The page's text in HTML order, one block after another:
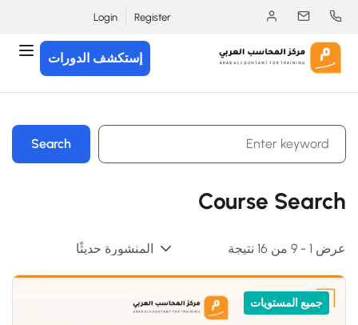
Register
Login
إستكشف الدورات
Search
Course Search
عرض 1 - 9 من 16 نتيجة
جميع المستويات